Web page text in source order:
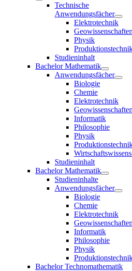
Technische
Anwendungsfächer
Elektrotechnik
Physik
Studieninhalt
Bachelor Mathematik
Anwendungsfächer
Biologie
Chemie
Elektrotechnik
Informatik
Philosophie
Physik
Studieninhalt
Bachelor Mathematik
Studieninhalte
Anwendungsfächer
Biologie
Chemie
Elektrotechnik
Informatik
Philosophie
Physik
Bachelor Technomathematik